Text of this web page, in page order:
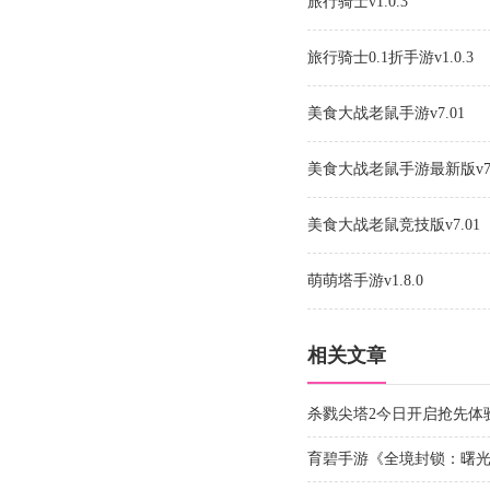
旅行骑士0.1折手游v1.0.3
美食大战老鼠手游v7.01
美食大战老鼠手游最新版
美食大战老鼠竞技版v7.01
萌萌塔手游v1.8.0
相关文章
杀戮尖塔2今日开启抢先
游戏
育碧手游《全境封锁：曙